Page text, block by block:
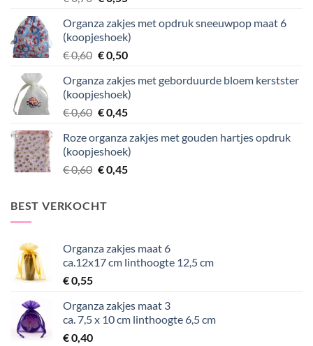
was:
€ 0,70.
is:
€ 0,55.
Organza zakjes met opdruk sneeuwpop maat 6
(koopjeshoek)
€0,60 Oorspronkelijke
was:
€ 0,60.
€0,50Huidige
is:
€ 0,50.
Organza zakjes met geborduurde bloem kerstster
(koopjeshoek)
€0,60 Oorspronkelijke
was:
€ 0,60.
€0,45Huidige
is:
€ 0,45.
Roze organza zakjes met gouden hartjes opdruk
(koopjeshoek)
€0,60 Oorspronkelijke
€ 0,60.
€0,45Huidige
BEST VERKOCHT
Organza zakjes maat 6
ca.12x17 cm linthoogte 12,5 cm
€0,55
Organza zakjes maat 3
ca. 7,5 x 10 cm linthoogte 6,5 cm
€0,40